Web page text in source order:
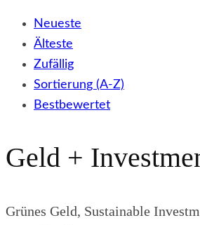
Neueste
Älteste
Zufällig
Sortierung (A-Z)
Bestbewertet
Geld +
Grünes Geld, Sustainable